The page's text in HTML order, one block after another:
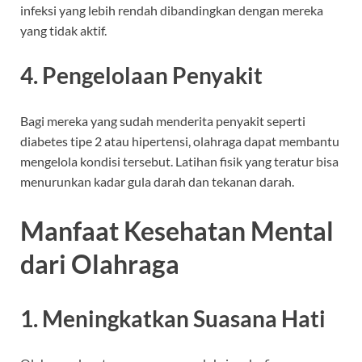
infeksi yang lebih rendah dibandingkan dengan mereka
yang tidak aktif.
4. Pengelolaan Penyakit
Bagi mereka yang sudah menderita penyakit seperti
diabetes tipe 2 atau hipertensi, olahraga dapat membantu
mengelola kondisi tersebut. Latihan fisik yang teratur bisa
menurunkan kadar gula darah dan tekanan darah.
Manfaat Kesehatan Mental
dari Olahraga
1. Meningkatkan Suasana Hati